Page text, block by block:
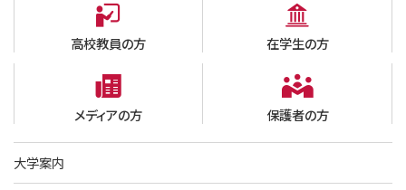
高校教員の方 在学生の方
メディアの方 保護者の方
大学案内